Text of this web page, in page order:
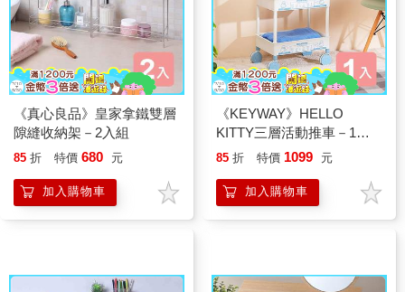
《真心良品》皇家拿鐵雙層
隙縫收納架－2入組
85 折 特價 680 元
加入購物車
《KEYWAY》HELLO
KITTY三層活動推車－1入
組
85 折 特價 1099 元
加入購物車